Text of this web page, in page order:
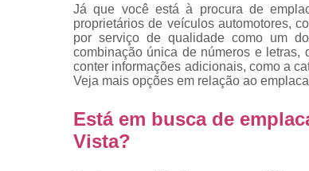
Já que você está à procura de
proprietários de veículos automotores,
por serviço de qualidade como um
combinação única de números e letras,
conter informações adicionais, como a
Veja mais opções em relação ao
Está em busca de
Vista?